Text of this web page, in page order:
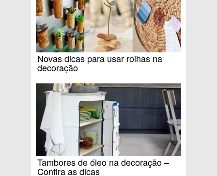
Novas dicas para usar rolhas na
decoração
Tambores de óleo na decoração –
Confira as dicas